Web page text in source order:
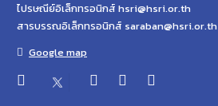
ไปรษณีย์อิเล็กทรอนิกส์ hsri@hsri.or.th
สารบรรณอิเล็กทรอนิกส์ saraban@hsri.or.th
Google map